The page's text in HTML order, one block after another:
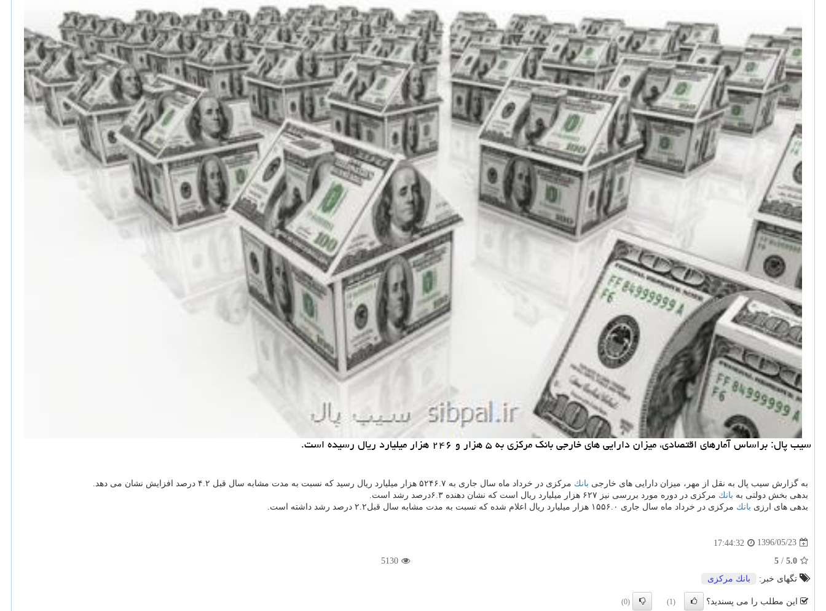
سیب پال: براساس آمارهای اقتصادی، میزان دارایی های خارجی بانك مركزی به ۵ هزار و ۲۴۶ هزار میلیارد ریال رسیده است.
به گزارش سیب پال به نقل از مهر، میزان دارایی های خارجی بانك مركزی در خرداد ماه سال جاری به ۵۲۴۶.۷ هزار میلیارد ریال رسید كه نسبت به مدت مشابه سال قبل ۴.۲ درصد افزایش نشان می دهد.
بدهی بخش دولتی به بانك مركزی در دوره مورد بررسی نیز ۶۲۷ هزار میلیارد ریال است كه نشان دهنده ۶.۳درصد رشد است.
بدهی های ارزی بانك مركزی در خرداد ماه سال جاری ۱۵۵۶.۰ هزار میلیارد ریال اعلام شده كه نسبت به مدت مشابه سال قبل۲.۲ درصد رشد داشته است.
1396/05/23
17:44:32
5.0
/
5
5130
تگهای خبر:
بانك مركزی
این مطلب را می پسندید؟ (1)
(0)